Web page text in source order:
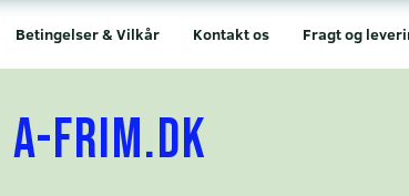
Fragt og
Kontakt os
Betingelser & Vilkår
A-FRIM.DK